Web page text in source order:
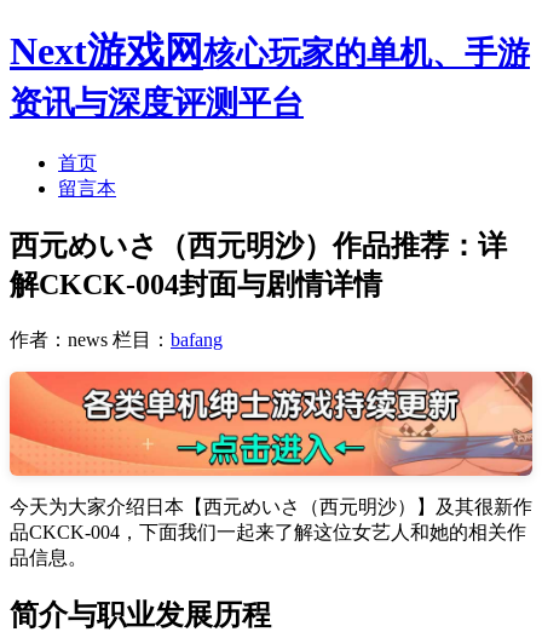
Next游戏网核心玩家的单机、手游
资讯与深度评测平台
首页
留言本
西元めいさ（西元明沙）作品推荐：详
解CKCK-004封面与剧情详情
作者：news 栏目： bafang
今天为大家介绍日本【西元めいさ（西元明沙）】及其很新作
品CKCK-004，下面我们一起来了解这位女艺人和她的相关作
品信息。
简介与职业发展历程